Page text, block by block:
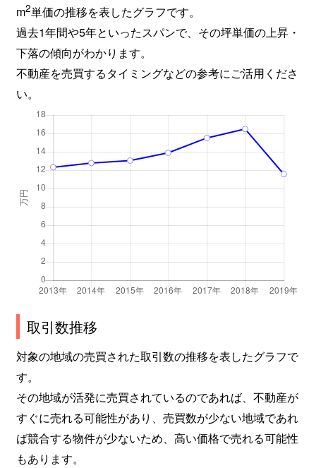
m2単価の推移を表したグラフです。
過去1年間や5年といったスパンで、その坪単価の上昇・
下落の傾向がわかります。
不動産を売買するタイミングなどの参考にご活用くださ
い。
取引数推移
対象の地域の売買された取引数の推移を表したグラフで
す。
その地域が活発に売買されているのであれば、不動産が
すぐに売れる可能性があり、売買数が少ない地域であれ
ば競合する物件が少ないため、高い価格で売れる可能性
もあります。